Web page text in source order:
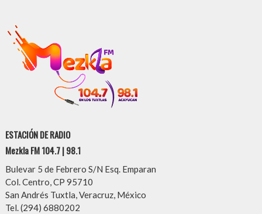
ESTACIÓN DE RADIO
Mezkla FM 104.7 | 98.1
Bulevar 5 de Febrero S/N Esq. Emparan
Col. Centro, CP 95710
San Andrés Tuxtla, Veracruz, México
Tel. (294) 6880202